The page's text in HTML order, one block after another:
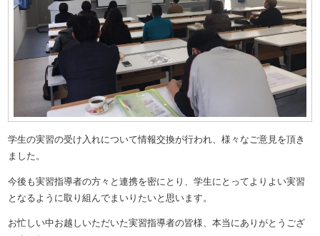
学生の実習の受け入れについて情報交換が行われ、様々なご意見を頂き
ました。
今後も実習指導者の方々と連携を密にとり、学生にとってよりよい実習
となるように取り組んでまいりたいと思います。
お忙しい中お越しいただいた実習指導者の皆様、本当にありがとうござ